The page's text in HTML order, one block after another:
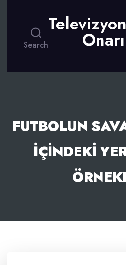
Search
FUTBOLUN
İÇINDEKI